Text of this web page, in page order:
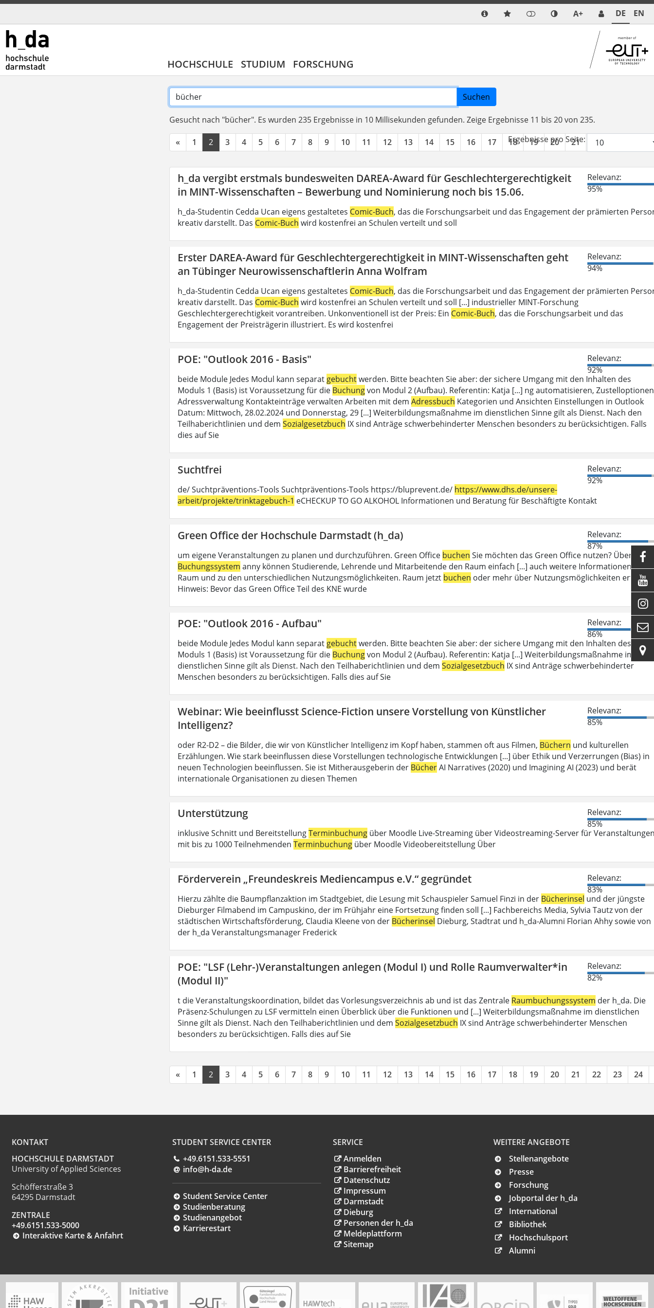
A+ DE EN
HOCHSCHULE STUDIUM FORSCHUNG
Suchen
Gesucht nach "bücher". Es wurden 235 Ergebnisse in 10 Millisekunden gefunden. Zeige Ergebnisse 11 bis 20 von 235.
« 1 2 3 4 5 6 7 8 9 10 11 12 13 14 15 16 17 18 19 20 21 22
Ergebnisse pro Seite:
h_da vergibt erstmals bundesweiten DAREA-Award für Geschlechtergerechtigkeit
in MINT-Wissenschaften – Bewerbung und Nominierung noch bis 15.06.
Relevanz:
95%
h_da-Studentin Cedda Ucan eigens gestaltetes Comic-Buch, das die Forschungsarbeit und das Engagement der prämierten
kreativ darstellt. Das Comic-Buch wird kostenfrei an Schulen verteilt und soll
Erster DAREA-Award für Geschlechtergerechtigkeit in MINT-Wissenschaften geht
an Tübinger Neurowissenschaftlerin Anna Wolfram
Relevanz:
94%
h_da-Studentin Cedda Ucan eigens gestaltetes Comic-Buch, das die Forschungsarbeit und das Engagement der prämierten
kreativ darstellt. Das Comic-Buch wird kostenfrei an Schulen verteilt und soll [...] industrieller MINT-Forschung
Geschlechtergerechtigkeit vorantreiben. Unkonventionell ist der Preis: Ein Comic-Buch, das die Forschungsarbeit und das
Engagement der Preisträgerin illustriert. Es wird kostenfrei
POE: "Outlook 2016 - Basis"
Relevanz:
92%
beide Module Jedes Modul kann separat gebuchtwerden. Bitte beachten Sie aber: der sichere Umgang mit den Inhalten des
Moduls 1 (Basis) ist Voraussetzung für die Buchungvon Modul 2 (Aufbau). Referentin: Katja [...] ng automatisieren, Zustelloptionen
Adressverwaltung Kontakteinträge verwalten Arbeiten mit dem Adressbuch Kategorien und Ansichten Einstellungen in Outlook
Datum: Mittwoch, 28.02.2024 und Donnerstag, 29 [...] Weiterbildungsmaßnahme im dienstlichen Sinne gilt als Dienst. Nach den
Teilhaberichtlinien und dem Sozialgesetzbuch IX sind Anträge schwerbehinderter Menschen besonders zu berücksichtigen. Falls
dies auf Sie
Suchtfrei
Relevanz:
92%
de/ Suchtpräventions-Tools Suchtpräventions-Tools https://bluprevent.de/ https://www.dhs.de/unsere-
arbeit/projekte/trinktagebuch-1 eCHECKUP TO GO ALKOHOL Informationen und Beratung für Beschäftigte Kontakt
Green Office der Hochschule Darmstadt (h_da)
Relevanz:
87%
um eigene Veranstaltungen zu planen und durchzuführen. Green Office buchen Sie möchten das Green Office nutzen? Über das
Buchungssystem anny können Studierende, Lehrende und Mitarbeitende den Raum einfach [...] auch weitere Informationen zum
Raum und zu den unterschiedlichen Nutzungsmöglichkeiten. Raum jetzt buchen oder mehr über Nutzungsmöglichkeiten
Hinweis: Bevor das Green Office Teil des KNE wurde
POE: "Outlook 2016 - Aufbau"
Relevanz:
86%
beide Module Jedes Modul kann separat gebuchtwerden. Bitte beachten Sie aber: der sichere Umgang mit den Inhalten des
Moduls 1 (Basis) ist Voraussetzung für die Buchungvon Modul 2 (Aufbau). Referentin: Katja [...] Weiterbildungsmaßnahme im
dienstlichen Sinne gilt als Dienst. Nach den Teilhaberichtlinien und dem Sozialgesetzbuch IX sind Anträge schwerbehinderter
Menschen besonders zu berücksichtigen. Falls dies auf Sie
Webinar: Wie beeinflusst Science-Fiction unsere Vorstellung von Künstlicher
Intelligenz?
Relevanz:
85%
oder R2-D2 – die Bilder, die wir von Künstlicher Intelligenz im Kopf haben, stammen oft aus Filmen, Büchern und kulturellen
Erzählungen. Wie stark beeinflussen diese Vorstellungen technologische Entwicklungen [...] über Ethik und Verzerrungen (Bias) in
neuen Technologien beeinflussen. Sie ist Mitherausgeberin der BücherAI Narratives (2020) und Imagining AI (2023) und berät
internationale Organisationen zu diesen Themen
Unterstützung
Relevanz:
85%
inklusive Schnitt und BereitstellungTerminbuchung über Moodle Live-Streaming über Videostreaming-Server für
mit bis zu 1000 Teilnehmenden Terminbuchung über Moodle Videobereitstellung Über
Förderverein „Freundeskreis Mediencampus e.V.“ gegründet
Relevanz:
83%
Hierzu zählte die Baumpflanzaktion im Stadtgebiet, die Lesung mit Schauspieler Samuel Finzi in der Bücherinsel und der jüngste
Dieburger Filmabend im Campuskino, der im Frühjahr eine Fortsetzung finden soll [...] Fachbereichs Media, Sylvia Tautz von der
städtischen Wirtschaftsförderung, Claudia Kleene von der Bücherinsel Dieburg, Stadtrat und h_da-Alumni Florian Ahhy sowie von
der h_da Veranstaltungsmanager Frederick
POE: "LSF (Lehr-)Veranstaltungen anlegen (Modul I) und Rolle Raumverwalter*in
(Modul II)"
Relevanz:
82%
t die Veranstaltungskoordination, bildet das Vorlesungsverzeichnis ab und ist das Zentrale Raumbuchungssystem der h_da. Die
Präsenz-Schulungen zu LSF vermitteln einen Überblick über die Funktionen und [...] Weiterbildungsmaßnahme im dienstlichen
Sinne gilt als Dienst. Nach den Teilhaberichtlinien und dem Sozialgesetzbuch IX sind Anträge schwerbehinderter Menschen
besonders zu berücksichtigen. Falls dies auf Sie
« 1 2 3 4 5 6 7 8 9 10 11 12 13 14 15 16 17 18 19 20 21 22 23 24
KONTAKT
HOCHSCHULE DARMSTADT
University of Applied Sciences
Schöfferstraße 3
64295 Darmstadt
ZENTRALE
+49.6151.533-5000
Interaktive Karte & Anfahrt
STUDENT SERVICE CENTER
+49.6151.533-5551
info@h-da.de
Student Service Center
Studienberatung
Studienangebot
Karrierestart
SERVICE
Anmelden
Barrierefreiheit
Datenschutz
Impressum
Darmstadt
Dieburg
Personen der h_da
Meldeplattform
Sitemap
WEITERE ANGEBOTE
Stellenangebote
Presse
Forschung
Jobportal der h_da
International
Bibliothek
Hochschulsport
Alumni




